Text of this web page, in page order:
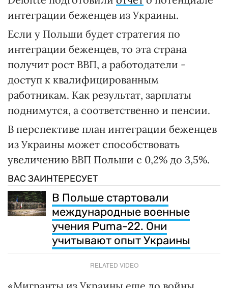
интеграции беженцев из Украины.
Если у Польши будет стратегия по
интеграции беженцев, то эта страна
получит рост ВВП, а работодатели -
доступ к квалифицированным
работникам. Как результат, зарплаты
поднимутся, а соответственно и пенсии.
В перспективе план интеграции беженцев
из Украины может способствовать
увеличению ВВП Польши с 0,2% до 3,5%.
ВАС ЗАИНТЕРЕСУЕТ
В Польше стартовали
международные военные
учения Puma-22. Они
учитывают опыт Украины
RELATED VIDEO